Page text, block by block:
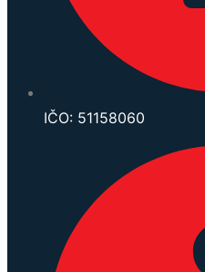
IČO: 51158060